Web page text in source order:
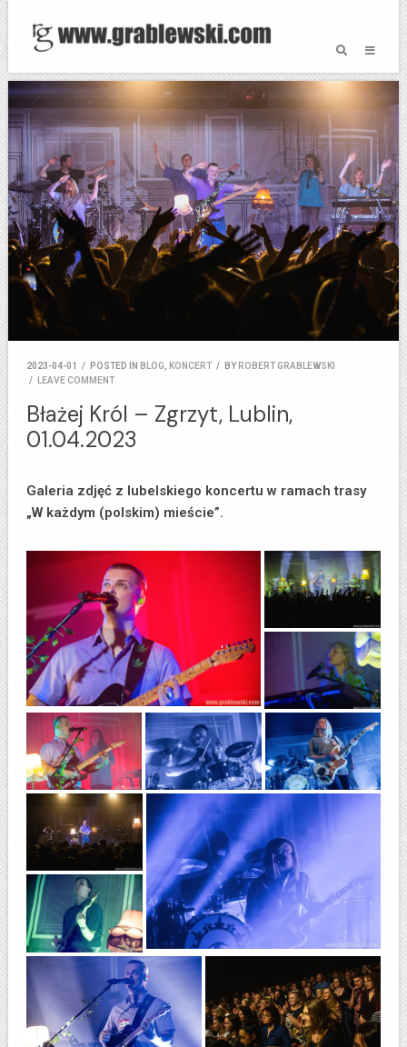
2023-04-01 / POSTED IN BLOG KONCERT / BY ROBERT GRABLEWSKI
/
LEAVE COMMENT
Błażej Król – Zgrzyt, Lublin,
01.04.2023
Galeria zdjęć z lubelskiego koncertu w ramach trasy
„W każdym (polskim) mieście”.